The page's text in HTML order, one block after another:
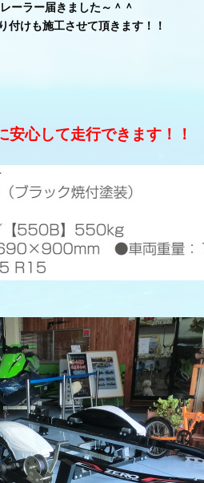
ーラー届きました～＾＾
付けも施工させて頂きます！！
心して走行できます！！